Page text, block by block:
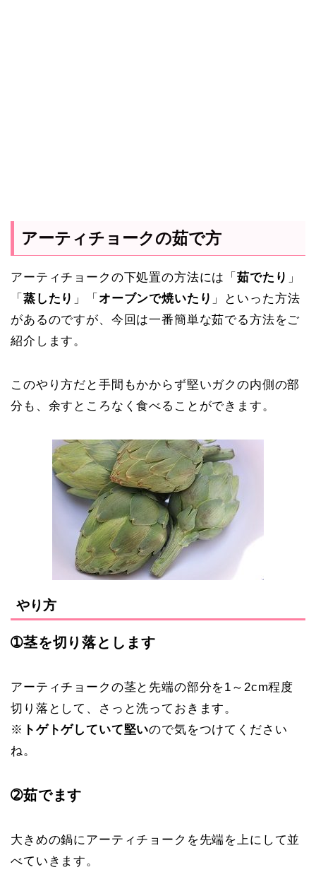
アーティチョークの茹で方
アーティチョークの下処置の方法には「茹でたり 」
「 蒸したり 」「 オーブンで焼いたり 」といった方法
があるのですが、今回は一番簡単な茹でる方法をご
紹介します。
このやり方だと手間もかからず堅いガクの内側の部
分も、余すところなく食べることができます。
やり方
➀茎を切り落とします
アーティチョークの茎と先端の部分を1～2cm程度
切り落として、さっと洗っておきます。
※ トゲトゲしていて堅いので気をつけてください
ね。
➁茹でます
大きめの鍋にアーティチョークを先端を上にして並
べていきます。